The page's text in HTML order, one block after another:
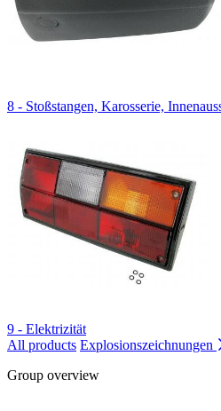
8 - Stoßstangen, Karosserie,
9 - Elektrizität
All products Explosionszeichnungen
Group overview